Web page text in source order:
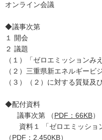
オンライン会議
◆議事次第
１ 開会
２ 議題
（１）「ゼロエミッションみ
（２）三重県新エネルギービ
（３）（２）に対する質疑及
◆配付資料
議事次第 （PDF：66KB）
資料１ 「ゼロエミッショ
（PDF：2,450KB）